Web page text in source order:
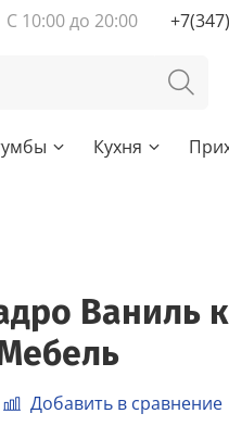
С 10:00 до 20:00
Кухня
Ваниль
Добавить в сравнение